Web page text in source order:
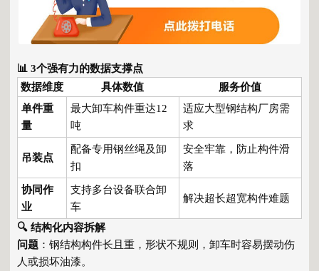
📊 3个强有力的数据支撑点
数据维度
具体数值
服务价值
单件重
量
最大卸车构件重达12
吨
适应大型钢结构厂房需
求
吊装点
配备专用钢丝绳及卸
扣
安全牢靠，防止构件滑
落
协同作
业
支持多台设备联合卸
车
解决超长超宽构件难题
🔍 结构化内容拆解
问题 ：钢结构构件长且重，形状不规则，卸车时容易摆动伤
人或损坏油漆。